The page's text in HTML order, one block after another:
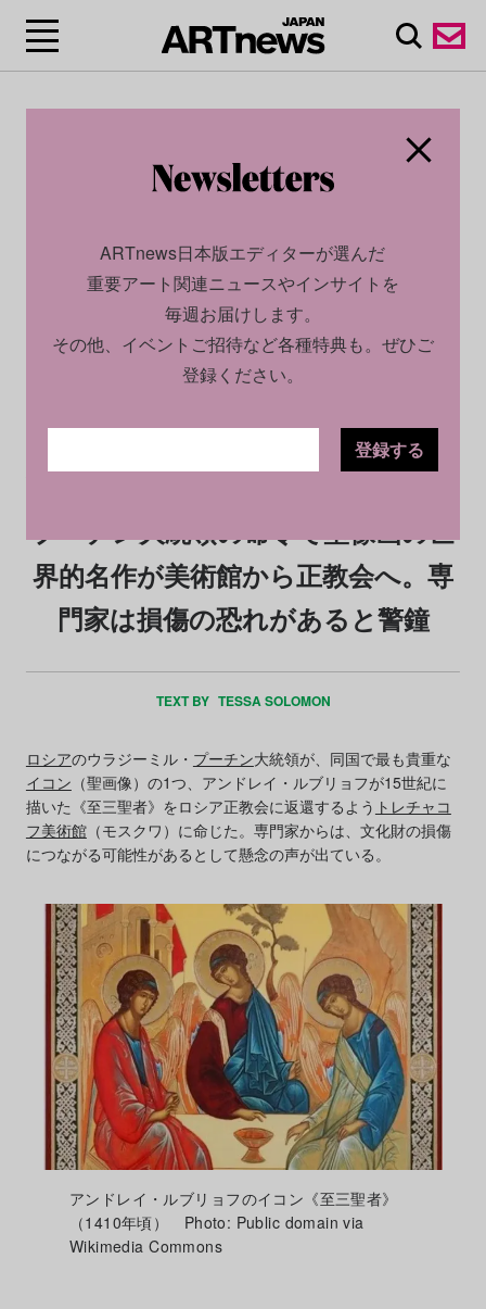
2023.05.22
プーチン大統領の命令で聖像画の世
界的名作が美術館から正教会へ。専
門家は損傷の恐れがあると警鐘
TEXT BY TESSA SOLOMON
ロシアのウラジーミル・ プーチン大統領が、同国で最も貴重な
イコン （聖画像）の1つ、アンドレイ・ルブリョフが15世紀に
描いた《至三聖者》をロシア正教会に返還するよう トレチャコ
フ美術館（モスクワ）に命じた。専門家からは、文化財の損傷
につながる可能性があるとして懸念の声が出ている。
アンドレイ・ルブリョフのイコン《至三聖者》
（1410年頃） Photo: Public domain via
Wikimedia Commons
ARTnews日本版エディターが選んだ
重要アート関連ニュースやインサイトを
毎週お届けします。
その他、イベントご招待など各種特典も。ぜひご
登録ください。
登録する